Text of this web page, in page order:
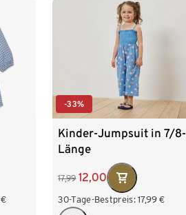
€
-33%
Kinder-Jumpsuit in 7/8-
Länge
17,99 12,00
30-Tage-Bestpreis: 17,99 €